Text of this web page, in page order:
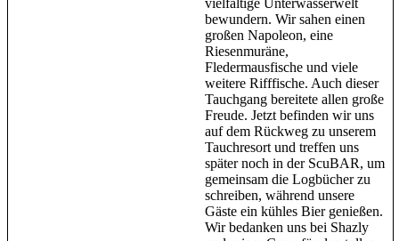
bewundern. Wir sahen einen
großen Napoleon, eine
Riesenmuräne,
Fledermausfische und viele
weitere Rifffische. Auch dieser
Tauchgang bereitete allen große
Freude. Jetzt befinden wir uns
auf dem Rückweg zu unserem
Tauchresort und treffen uns
später noch in der ScuBAR, um
gemeinsam die Logbücher zu
schreiben, während unsere
Gäste ein kühles Bier genießen.
Wir bedanken uns bei Shazly